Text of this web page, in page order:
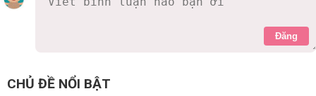
Đăng
CHỦ ĐỀ NỔI BẬT